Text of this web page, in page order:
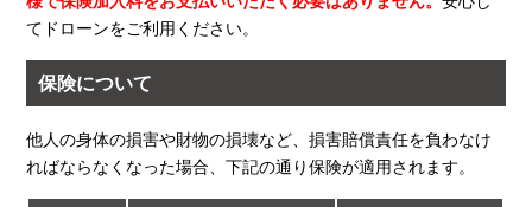
てドローンをご利用ください。
保険について
他人の身体の損害や財物の損壊など、損害賠償責任を負わなけ
ればならなくなった場合、下記の通り保険が適用されます。